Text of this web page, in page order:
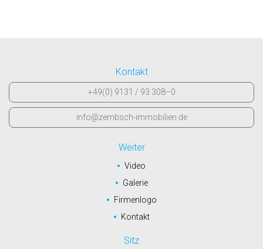
Kontakt
+49(0) 9131 / 93 308–0
info@zembsch-immobilien.de
Weiter
Video
Galerie
Firmenlogo
Kontakt
Sitz